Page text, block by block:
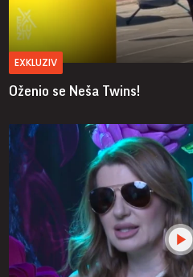
EXKLUZIV
Oženio se Neša Twins!